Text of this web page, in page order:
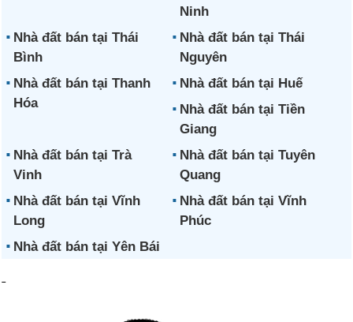
Ninh
Nhà đất bán tại Thái
Bình
Nhà đất bán tại Thái
Nguyên
Nhà đất bán tại Thanh
Hóa
Nhà đất bán tại Huế
Nhà đất bán tại Tiền
Giang
Nhà đất bán tại Trà
Vinh
Nhà đất bán tại Tuyên
Quang
Nhà đất bán tại Vĩnh
Long
Nhà đất bán tại Vĩnh
Phúc
Nhà đất bán tại Yên Bái